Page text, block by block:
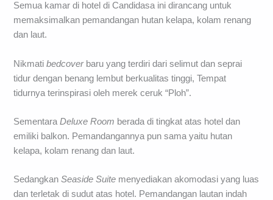
Semua kamar di hotel di Candidasa ini dirancang untuk
memaksimalkan pemandangan hutan kelapa, kolam renang
dan laut.
Nikmatibedcoverbaru yang terdiri dari selimut dan seprai
tidur dengan benang lembut berkualitas tinggi, Tempat
tidurnya terinspirasi oleh merek ceruk “Ploh”.
SementaraDeluxe Room berada di tingkat atas hotel dan
emiliki balkon. Pemandangannya pun sama yaitu hutan
kelapa, kolam renang dan laut.
SedangkanSeaside Suite menyediakan akomodasi yang luas
dan terletak di sudut atas hotel. Pemandangan lautan indah